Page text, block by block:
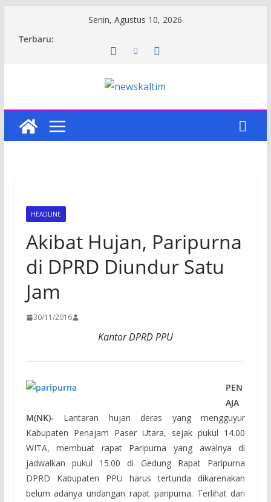
Senin, Agustus 10, 2026
Terbaru:
HEADLINE
Akibat Hujan, Paripurna
di DPRD Diundur Satu
Jam
30/11/2016
Kantor DPRD PPU
PEN
AJA
M(NK)- Lantaran hujan deras yang mengguyur
Kabupaten Penajam Paser Utara, sejak pukul 14.00
WITA, membuat rapat Paripurna yang awalnya di
jadwalkan pukul 15.00 di Gedung Rapat Paripurna
DPRD Kabupaten PPU harus tertunda dikarenakan
belum adanya undangan rapat paripurna. Terlihat dari